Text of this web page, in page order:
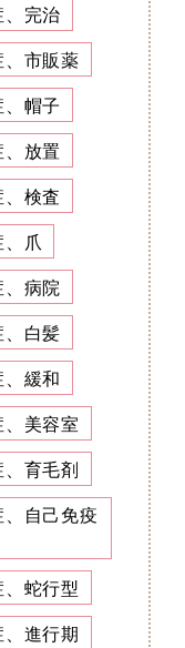
完治
市販薬
帽子
放置
検査
爪
病院
白髪
緩和
美容室
育毛剤
自己免疫
蛇行型
進行期